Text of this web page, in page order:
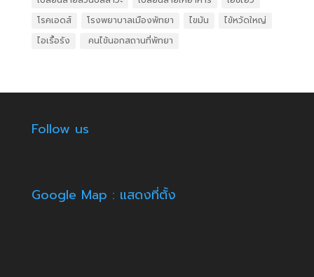
โรคเอดส์
โรงพยาบาลเมืองพัทยา ไขมัน
ไข้หวัดใหญ่
ไอเรื้อรัง
​ คนไข้นอกสถานที่พัทยา
Follow us
Google Map : แสดงที่ตั้ง